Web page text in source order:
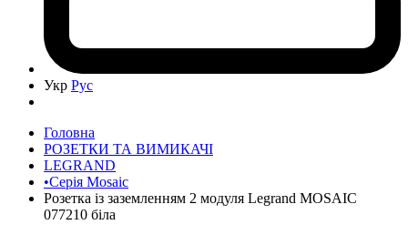
Укр Рус
Головна
РОЗЕТКИ ТА ВИМИКАЧІ
LEGRAND
•Серія Mosaic
Розетка із заземленням 2 модуля Legrand MOSAIC
077210 біла